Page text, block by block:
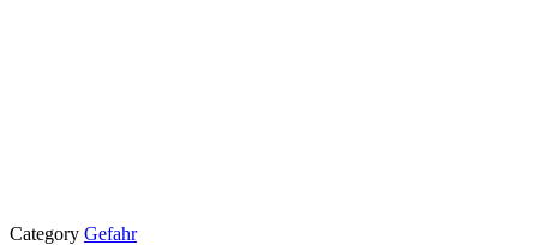
Category Gefahr